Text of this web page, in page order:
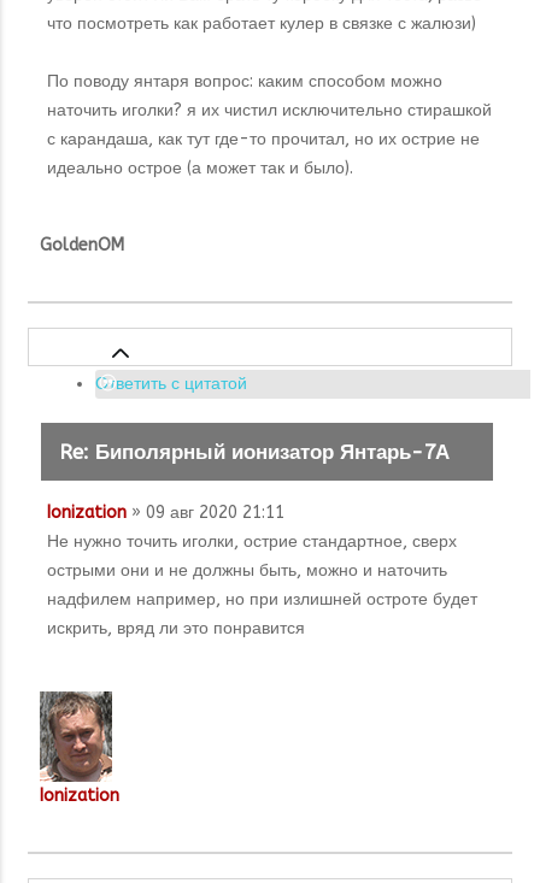
что посмотреть как работает кулер в связке с жалюзи)
По поводу янтаря вопрос: каким способом можно
наточить иголки? я их чистил исключительно стирашкой
с карандаша, как тут где-то прочитал, но их острие не
идеально острое (а может так и было).
GoldenOM
Ответить с цитатой
Re: Биполярный ионизатор Янтарь-7А
Ionization » 09 авг 2020 21:11
Не нужно точить иголки, острие стандартное, сверх
острыми они и не должны быть, можно и наточить
надфилем например, но при излишней остроте будет
искрить, вряд ли это понравится
Ionization